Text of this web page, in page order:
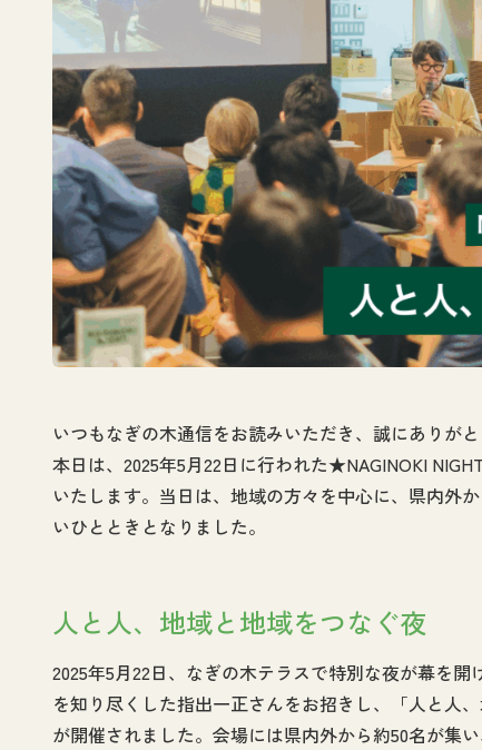
いつもなぎの木通信をお読みいただき、誠にありがと
本日は、2025年5月22日に行われた★NAGINOKI
いたします。当日は、地域の方々を中心に、県内外
いひとときとなりました。
人と人、地域と地域をつなぐ夜
2025年5月22日、なぎの木テラスで特別な夜が幕を
を知り尽くした指出一正さんをお招きし、「人と人
が開催されました。会場には県内外から約50名が集